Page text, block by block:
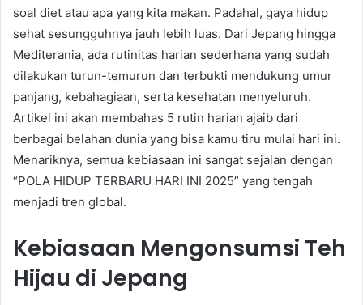
soal diet atau apa yang kita makan. Padahal, gaya hidup
sehat sesungguhnya jauh lebih luas. Dari Jepang hingga
Mediterania, ada rutinitas harian sederhana yang sudah
dilakukan turun-temurun dan terbukti mendukung umur
panjang, kebahagiaan, serta kesehatan menyeluruh.
Artikel ini akan membahas 5 rutin harian ajaib dari
berbagai belahan dunia yang bisa kamu tiru mulai hari ini.
Menariknya, semua kebiasaan ini sangat sejalan dengan
“POLA HIDUP TERBARU HARI INI 2025” yang tengah
menjadi tren global.
Kebiasaan Mengonsumsi Teh
Hijau di Jepang